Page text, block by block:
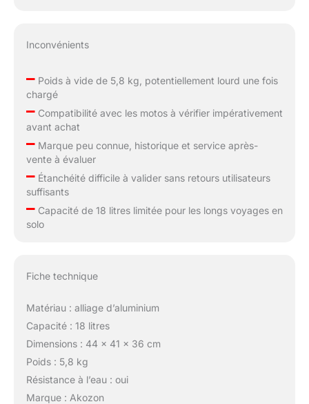
Inconvénients
–Poids à vide de 5,8 kg, potentiellement lourd une fois
chargé
–Compatibilité avec les motos à vérifier impérativement
avant achat
–Marque peu connue, historique et service après-
vente à évaluer
–Étanchéité difficile à valider sans retours utilisateurs
suffisants
–Capacité de 18 litres limitée pour les longs voyages en
solo
Fiche technique
Matériau : alliage d’aluminium
Capacité : 18 litres
Dimensions : 44 x 41 x 36 cm
Poids : 5,8 kg
Résistance à l’eau : oui
Marque : Akozon